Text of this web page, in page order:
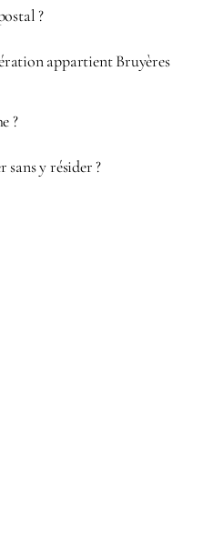
?
appartient Bruyères
?
sans y résider ?